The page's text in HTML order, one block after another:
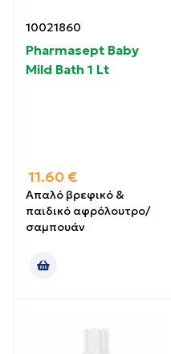
10021860
Pharmasept Baby
Mild Bath 1 Lt
11.60 €
Απαλό βρεφικό &
παιδικό αφρόλουτρο/
σαμπουάν